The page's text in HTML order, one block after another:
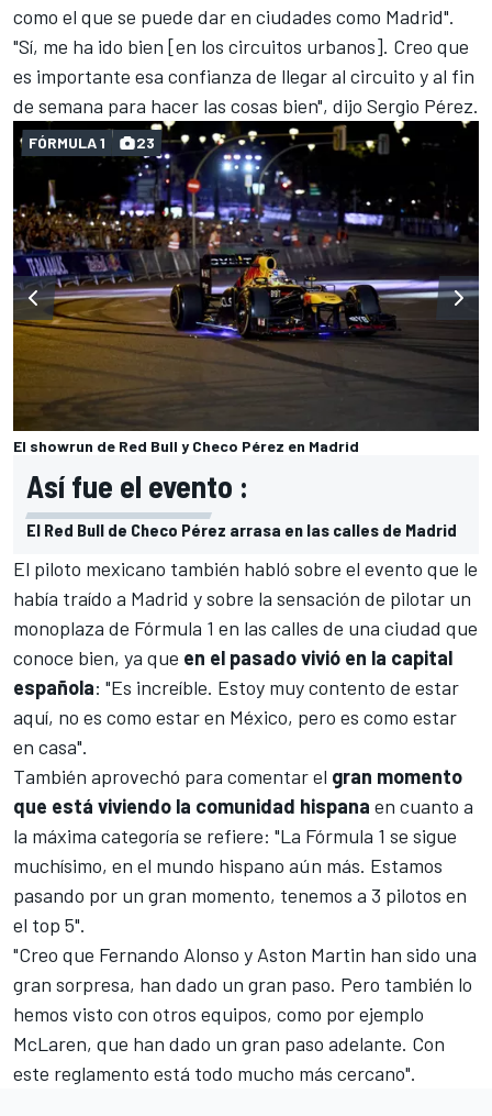
como el que se puede dar en ciudades como Madrid".
"Sí, me ha ido bien [en los circuitos urbanos]. Creo que
es importante esa confianza de llegar al circuito y al fin
de semana para hacer las cosas bien", dijo Sergio Pérez.
El showrun de Red Bull y Checo Pérez en Madrid
FÓRMULA 1 23
Así fue el evento :
El Red Bull de Checo Pérez arrasa en las calles de Madrid
El piloto mexicano también habló sobre el evento que le
había traído a Madrid y sobre la sensación de pilotar un
monoplaza de Fórmula 1 en las calles de una ciudad que
conoce bien, ya que en el pasado vivió en la capital
española: "Es increíble. Estoy muy contento de estar
aquí, no es como estar en México, pero es como estar
en casa".
También aprovechó para comentar el gran momento
que está viviendo la comunidad hispana en cuanto a
la máxima categoría se refiere: "La Fórmula 1 se sigue
muchísimo, en el mundo hispano aún más. Estamos
pasando por un gran momento, tenemos a 3 pilotos en
el top 5".
"Creo que Fernando Alonso y Aston Martin han sido una
gran sorpresa, han dado un gran paso. Pero también lo
hemos visto con otros equipos, como por ejemplo
McLaren, que han dado un gran paso adelante. Con
este reglamento está todo mucho más cercano".